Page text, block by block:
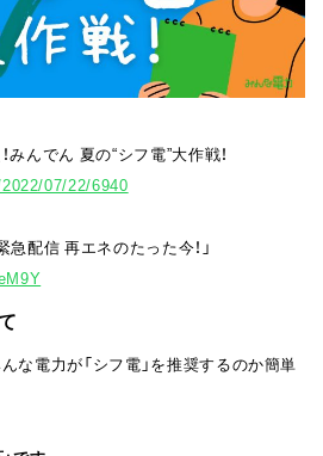
んでん 夏の“シフ電”大作戦！
07/22/6940
配信 再エネのたった今！」
な電力が「シフ電」を推奨するのか簡単